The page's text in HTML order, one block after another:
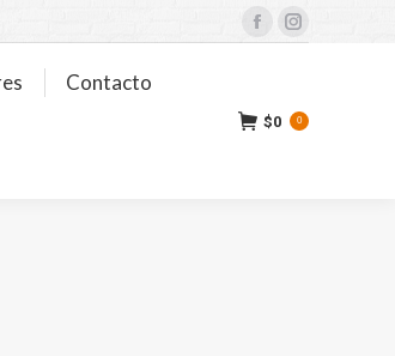
Facebook
Instagram
Contacto
$0 0